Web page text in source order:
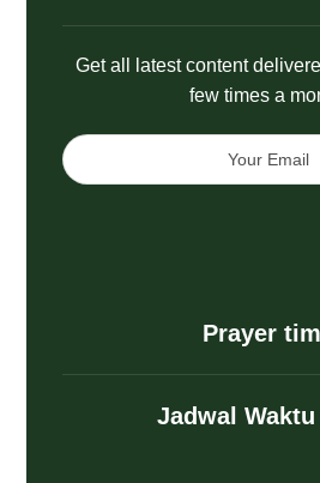
Get all latest content
few times a
Prayer
Jadwal